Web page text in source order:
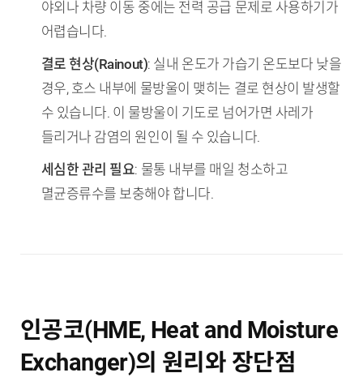
야외나 차량 이동 중에는 전력 공급 문제로 사용하기가
어렵습니다.
결로 현상(Rainout): 실내 온도가 가습기 온도보다 낮을
경우, 호스 내부에 물방울이 맺히는 결로 현상이 발생할
수 있습니다. 이 물방울이 기도로 넘어가면 사레가
들리거나 감염의 원인이 될 수 있습니다.
세심한 관리 필요: 물통 내부를 매일 청소하고
멸균증류수를 보충해야 합니다.
인공코(HME, Heat and Moisture
Exchanger)의 원리와 장단점